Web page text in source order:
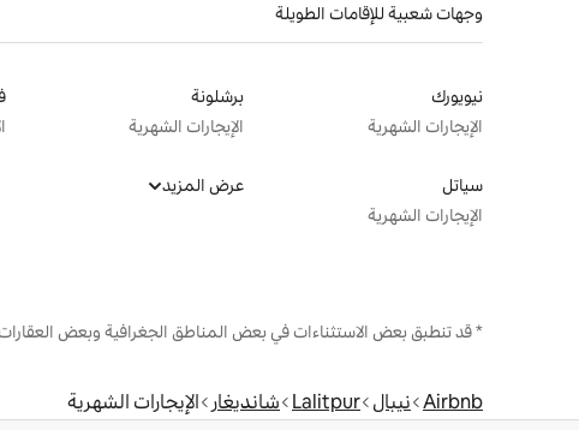
وجهات شعبية للإقامات الطويلة
نيويورك
الإيجارات الشهرية
برشلونة
الإيجارات الشهرية
سياتل
الإيجارات الشهرية
عرض المزيد
* قد تنطبق بعض الاستثناءات في بعض المناطق الجغرافية وبعض
Airbnb نيبال Lalitpur شانديغار الإيجارات الشهرية